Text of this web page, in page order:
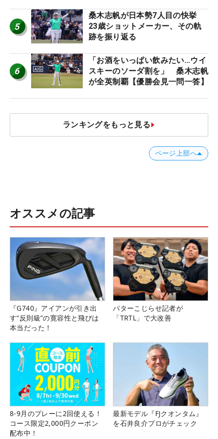
5
桑木志帆が日本勢7人目の快挙
23歳ショットメーカー、その軌
跡を振り返る
6
「お酒をいっぱい飲みたい…ウイ
スキーのソーダ割を」 桑木志帆
が全英制覇【優勝会見一問一答】
ランキングをもっと見る
ページ上部へ
オススメの記事
『G740』アイアンが引き出
す“反則級”の寛容性と飛びは
本当だった！
パターこじらせ記者が
「TRTL」で大改善
8-9月のプレーに2回使える！
コース限定2,000円クーポン
配布中！
最新モデル『FJクオンタム』
を石井良介プロがチェック